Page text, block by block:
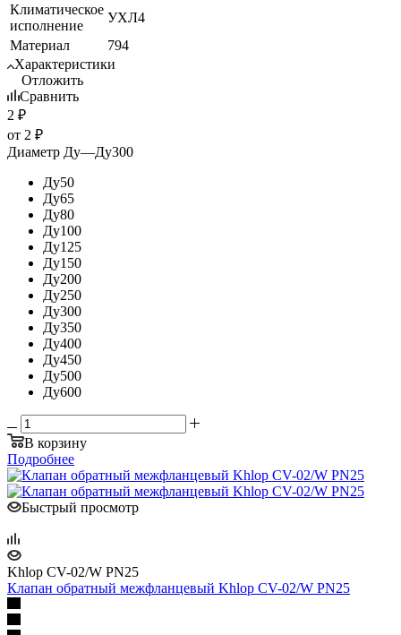
Климатическое
исполнение
УХЛ4
Материал
794
Характеристики
Отложить
Сравнить
2 ₽
от 2 ₽
Диаметр Ду—Ду300
Ду50
Ду65
Ду80
Ду100
Ду125
Ду150
Ду200
Ду250
Ду300
Ду350
Ду400
Ду450
Ду500
Ду600
В корзину
Подробнее
Быстрый просмотр
Khlop CV-02/W PN25
Клапан обратный межфланцевый Khlop CV-02/W PN25